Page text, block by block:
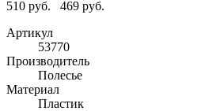
510 руб.
469 руб.
Артикул
53770
Производитель
Полесье
Материал
Пластик